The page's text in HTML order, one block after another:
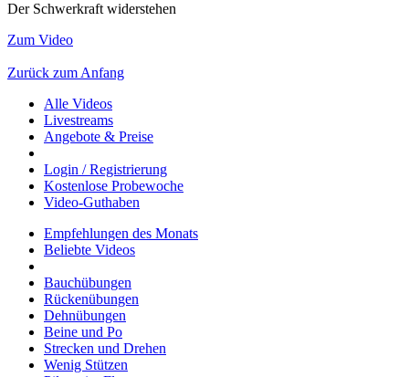
Der Schwerkraft widerstehen
Zum Video
Zurück zum Anfang
Alle Videos
Livestreams
Angebote & Preise
Login / Registrierung
Kostenlose Probewoche
Video-Guthaben
Empfehlungen des Monats
Beliebte Videos
Bauchübungen
Rückenübungen
Dehnübungen
Beine und Po
Strecken und Drehen
Wenig Stützen